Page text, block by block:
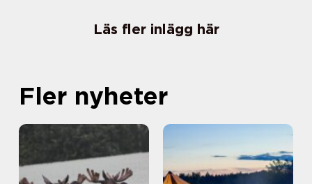
Läs fler inlägg här
Fler nyheter